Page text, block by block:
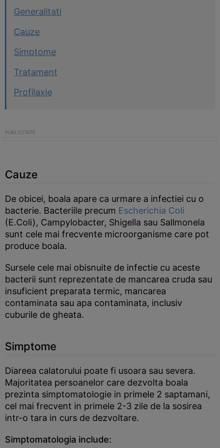
Generalitati
Cauze
Simptome
Tratament
Profilaxie
Cauze
De obicei, boala apare ca urmare a infectiei cu o
bacterie. Bacteriile precum Escherichia Coli
(E.Coli), Campylobacter, Shigella sau Sallmonela
sunt cele mai frecvente microorganisme care pot
produce boala.
Sursele cele mai obisnuite de infectie cu aceste
bacterii sunt reprezentate de mancarea cruda sau
insuficient preparata termic, mancarea
contaminata sau apa contaminata, inclusiv
cuburile de gheata.
Simptome
Diareea calatorului poate fi usoara sau severa.
Majoritatea persoanelor care dezvolta boala
prezinta simptomatologie in primele 2 saptamani,
cel mai frecvent in primele 2-3 zile de la sosirea
intr-o tara in curs de dezvoltare.
Simptomatologia include: